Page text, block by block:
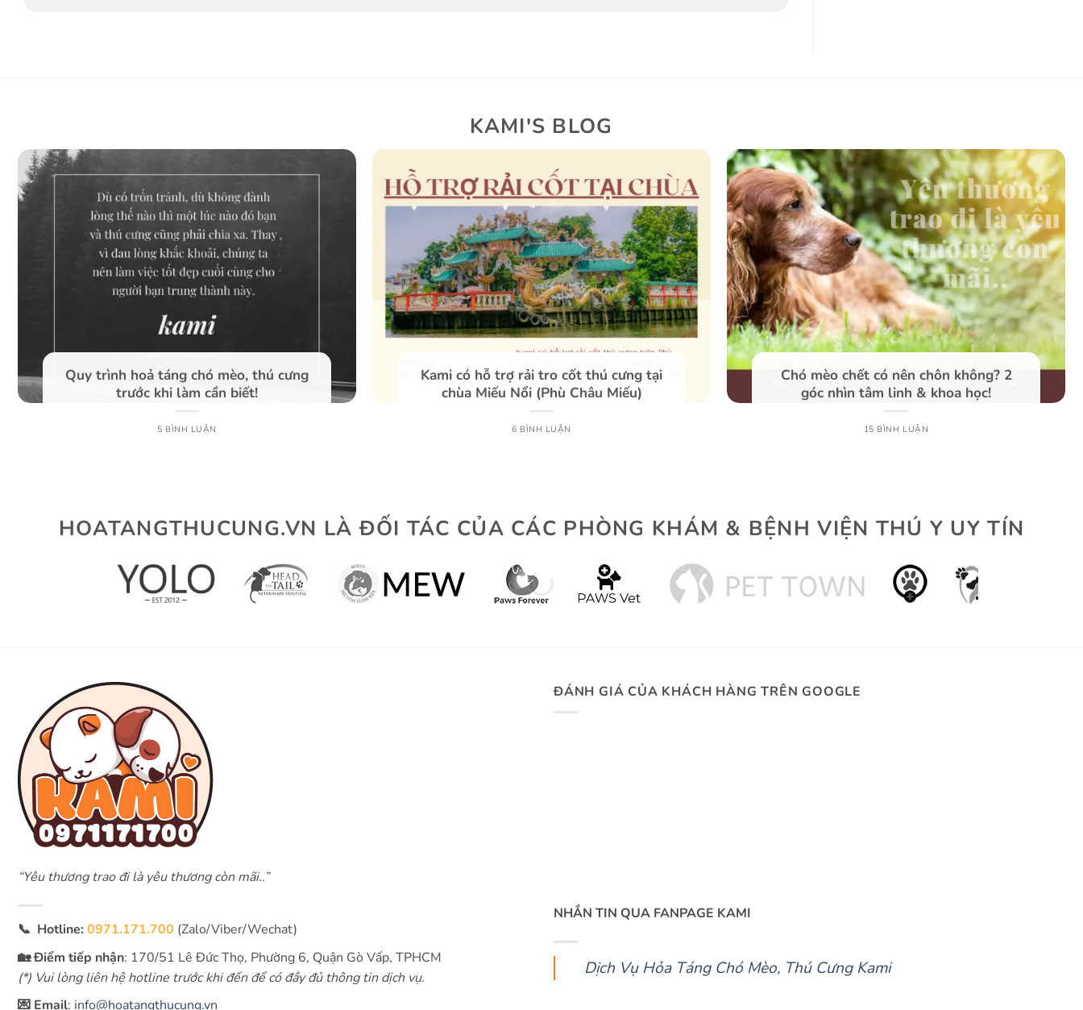
KAMI'S BLOG
Quy trình hoả táng chó mèo, thú cưng
trước khi làm cần biết!
5 BÌNH LUẬN
Kami có hỗ trợ rải tro cốt thú cưng tại
chùa Miếu Nổi (Phù Châu Miếu)
6 BÌNH LUẬN
Chó mèo chết có nên chôn không? 2
góc nhìn tâm linh & khoa học!
15 BÌNH LUẬN
HOATANGTHUCUNG.VN LÀ ĐỐI TÁC CỦA CÁC PHÒNG KHÁM & BỆNH VIỆN THÚ Y UY TÍN
“Yêu thương trao đi là yêu thương còn mãi..”
📞 Hotline: 0971.171.700 (Zalo/Viber/Wechat)
🏡 Điểm tiếp nhận: 170/51 Lê Đức Thọ, Phường 6, Quận Gò Vấp, TPHCM
(*) Vui lòng liên hệ hotline trước khi đến để có đầy đủ thông tin dịch vụ.
💌 Email: info@hoatangthucung.vn
ĐÁNH GIÁ CỦA KHÁCH HÀNG TRÊN GOOGLE
NHẮN TIN QUA FANPAGE KAMI
Dịch Vụ Hỏa Táng Chó Mèo, Thú Cưng Kami